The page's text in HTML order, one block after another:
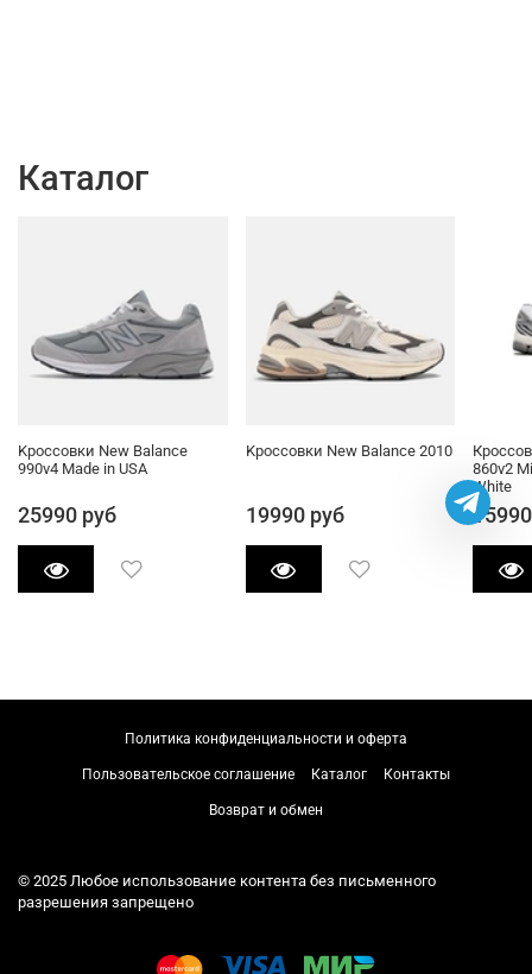
Каталог
Kроссовки New Balance
990v4 Made in USA
25990 руб
Kроссовки New Balance 2010
19990 руб
860v2
White
Политика конфиденциальности и оферта
Пользовательское соглашение Каталог Контакты
Возврат и обмен
© 2025 Любое использование контента без письменного
разрешения запрещено